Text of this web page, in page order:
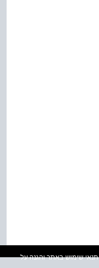
תנאי שימוש באתר והגנה על